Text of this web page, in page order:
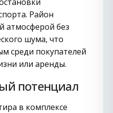
Район
атмосферой без
шума, что
среди покупателей
или аренды.
потенциал
в комплексе